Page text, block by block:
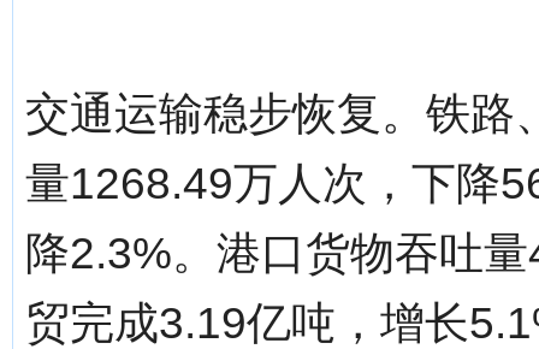
交通运输稳步恢复。铁路
量1268.49万人次，下降
降2.3%。港口货物吞吐
贸完成3.19亿吨，增长